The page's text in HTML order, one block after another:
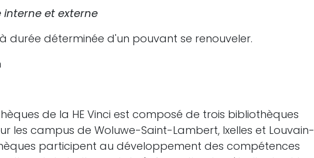
et externe
durée déterminée d'un pouvant se renouveler.
de la HE Vinci est composé de trois bibliothèques
les campus de Woluwe-Saint-Lambert, Ixelles et Louvain-
participent au développement des compétences